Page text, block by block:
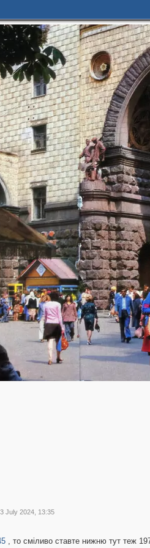
July 2024, 13:35
, то сміливо ставте нижню тут теж